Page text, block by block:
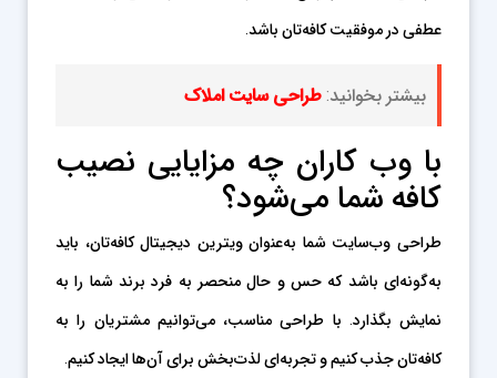
عطفی در موفقیت کافه‌تان باشد.
بیشتر بخوانید: طراحی سایت املاک
با وب کاران چه مزایایی نصیب
کافه شما می‌شود؟
طراحی وب‌سایت شما به‌عنوان ویترین دیجیتال کافه‌تان، باید
به‌گونه‌ای باشد که حس و حال منحصر به فرد برند شما را به
نمایش بگذارد. با طراحی مناسب، می‌توانیم مشتریان را به
کافه‌تان جذب کنیم و تجربه‌ای لذت‌بخش برای آن‌ها ایجاد کنیم.